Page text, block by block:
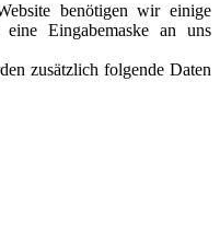
benötigen wir einige
Eingabemaske an uns
zusätzlich folgende Daten